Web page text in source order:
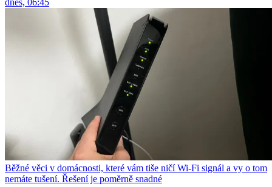
dnes, 06:45
Běžné věci v domácnosti, které vám tiše ničí Wi-Fi signál a vy o tom
nemáte tušení. Řešení je poměrně snadné